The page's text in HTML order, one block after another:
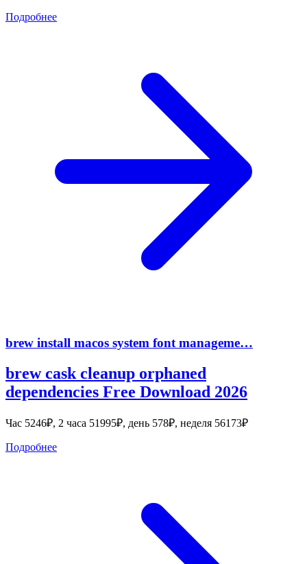
Подробнее
brew install macos system font manageme…
brew cask cleanup orphaned
dependencies Free Download 2026
Час 5246₽, 2 часа 51995₽, день 578₽, неделя 56173₽
Подробнее